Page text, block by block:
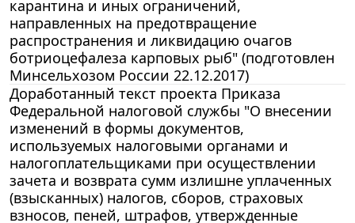
карантина и иных ограничений,
направленных на предотвращение
распространения и ликвидацию очагов
ботриоцефалеза карповых рыб" (подготовлен
Минсельхозом России 22.12.2017)
Доработанный текст проекта Приказа
Федеральной налоговой службы "О внесении
изменений в формы документов,
используемых налоговыми органами и
налогоплательщиками при осуществлении
зачета и возврата сумм излишне уплаченных
(взысканных) налогов, сборов, страховых
взносов, пеней, штрафов, утвержденные